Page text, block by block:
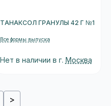
ТАНАКСОЛ ГРАНУЛЫ 42 Г №1
Все формы выпуска
Нет в наличии в г. Москва
>